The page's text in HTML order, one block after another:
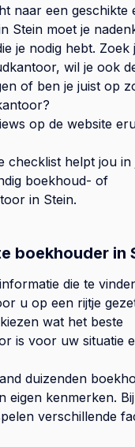
naar een geschikte
Stein moet je
je nodig hebt. Zoek
wil je ook
of ben je juist op
op de website
checklist helpt jou
boekhoud- of
in Stein.
boekhouder in
die te
u op een rijtje
wat het beste
is voor uw situatie
duizenden
eigen kenmerken.
verschillende